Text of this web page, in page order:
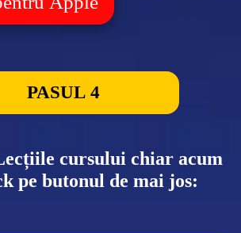
PASUL 4
cursului chiar acum
pe butonul de mai jos: